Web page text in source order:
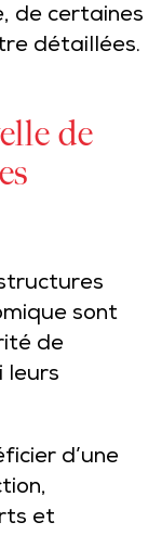
de certaines
détaillées.
de
sont
de
leurs
d’une
et